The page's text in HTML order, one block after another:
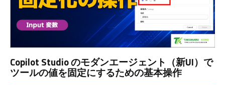
Copilot Studio のモダンエージェント（新UI）で
ツールの値を固定にするための基本操作